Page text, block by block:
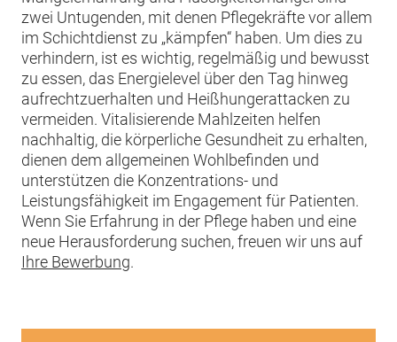
zwei Untugenden, mit denen Pflegekräfte vor allem
im Schichtdienst zu „kämpfen“ haben. Um dies zu
verhindern, ist es wichtig, regelmäßig und bewusst
zu essen, das Energielevel über den Tag hinweg
aufrechtzuerhalten und Heißhungerattacken zu
vermeiden. Vitalisierende Mahlzeiten helfen
nachhaltig, die körperliche Gesundheit zu erhalten,
dienen dem allgemeinen Wohlbefinden und
unterstützen die Konzentrations- und
Leistungsfähigkeit im Engagement für Patienten.
Wenn Sie Erfahrung in der Pflege haben und eine
neue Herausforderung suchen, freuen wir uns auf
Ihre Bewerbung.